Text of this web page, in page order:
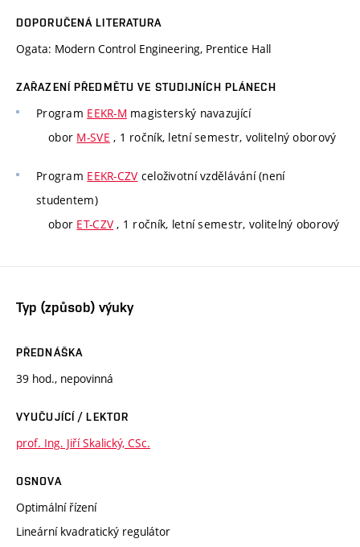
DOPORUČENÁ LITERATURA
Ogata: Modern Control Engineering, Prentice Hall
ZAŘAZENÍ PŘEDMĚTU VE STUDIJNÍCH PLÁNECH
Program EEKR-M magisterský navazující
obor M-SVE , 1 ročník, letní semestr, volitelný oborový
Program EEKR-CZV celoživotní vzdělávání (není
studentem)
obor ET-CZV , 1 ročník, letní semestr, volitelný oborový
Typ (způsob) výuky
PŘEDNÁŠKA
39 hod., nepovinná
VYUČUJÍCÍ / LEKTOR
prof. Ing. Jiří Skalický, CSc.
OSNOVA
Optimální řízení
Lineární kvadratický regulátor